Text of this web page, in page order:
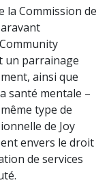
la Commission de
un parrainage
ainsi que
santé mentale –
type de
de Joy
envers le droit
de services